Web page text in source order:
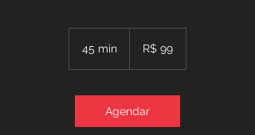
45 min
i
n
brasileiros
R$ 99
Agendar